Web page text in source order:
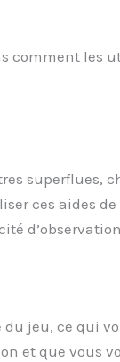
comment les
superflues,
ces aides
jeu, ce qui
et que vous